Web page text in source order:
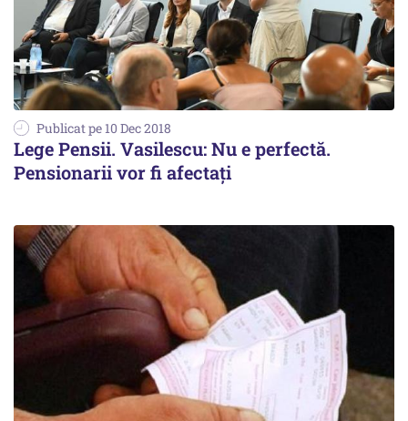
Publicat pe 10 Dec 2018
Lege Pensii. Vasilescu: Nu e perfectă.
Pensionarii vor fi afectați